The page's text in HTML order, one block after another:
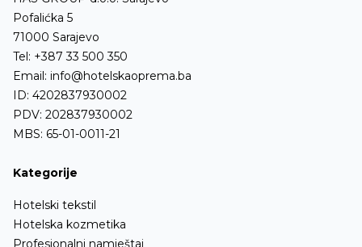
Pofalićka 5
71000 Sarajevo
Tel: +387 33 500 350
Email: info@hotelskaoprema.ba
ID: 4202837930002
PDV: 202837930002
MBS: 65-01-0011-21
Kategorije
Hotelski tekstil
Hotelska kozmetika
Profesionalni namještaj